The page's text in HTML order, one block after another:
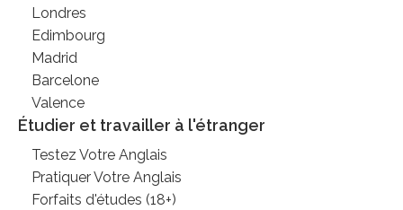
Londres
Edimbourg
Madrid
Barcelone
Valence
Étudier et travailler à l'étranger
Testez Votre Anglais
Pratiquer Votre Anglais
Forfaits d'études (18+)